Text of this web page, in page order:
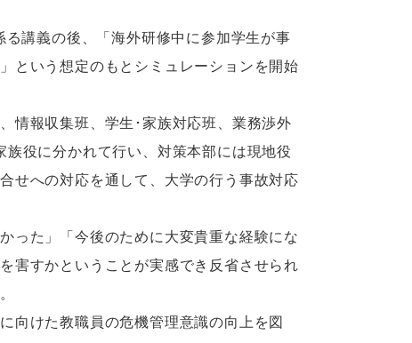
講義の後、「海外研修中に参加学生が事
という想定のもとシミュレーションを開始
報収集班、学生･家族対応班、業務渉外
役に分かれて行い、対策本部には現地役
せへの対応を通して、大学の行う事故対応
った」「今後のために大変貴重な経験にな
害すかということが実感でき反省させられ
向けた教職員の危機管理意識の向上を図